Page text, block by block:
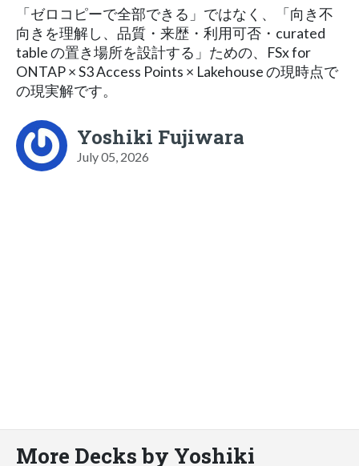
「ゼロコピーで全部できる」ではなく、「向き不
向きを理解し、品質・来歴・利用可否・curated
table の置き場所を設計する」ための、FSx for
ONTAP × S3 Access Points × Lakehouse の現時点で
の現実解です。
Yoshiki Fujiwara
July 05, 2026
More Decks by Yoshiki